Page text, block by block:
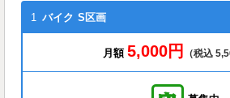
1 バイク S区画
月額 5,000円 （税込